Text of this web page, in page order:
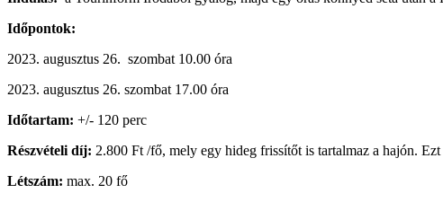
Időpontok:
2023. augusztus 26. szombat 10.00 óra
2023. augusztus 26. szombat 17.00 óra
Időtartam: +/- 120 perc
Részvételi díj: 2.800 Ft /fő, mely egy hideg frissítőt is tartalmaz a hajón.
Létszám: max. 20 fő